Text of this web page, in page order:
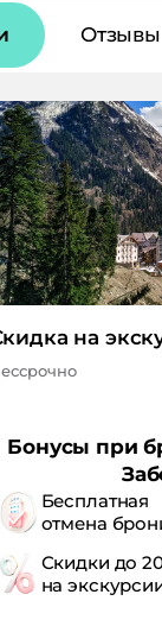
Отзывы
на
Бонусы при
Бесплатная
отмена
Скидки до
на